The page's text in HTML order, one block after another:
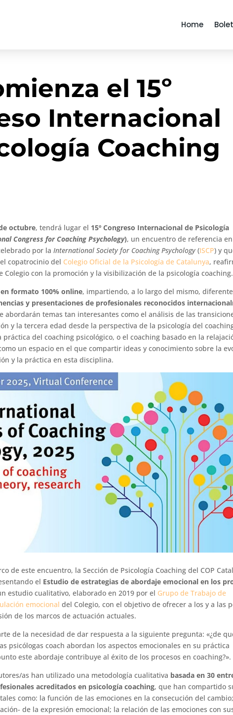
Home
el 15º
Internacional
Coaching
octubre, tendrá lugar el 15º Congreso Internacional de Psicología
Congress for Coaching Psychology), un encuentro de referencia
por laInternational Society for Coaching Psychology(ISCP) y
copatrocinio del Colegio Oficial de la Psicología de Catalunya,
Colegio con la promoción y la visibilización de la psicología coaching.
formato 100% online, impartiendo, a lo largo del mismo,
y presentaciones de profesionales reconocidos
abordarán temas tan interesantes como el análisis de las
y la tercera edad desde la perspectiva de la psicología del
del coaching psicológico, o el coaching basado en la
un espacio en el que compartir ideas y conocimiento sobre la
y la práctica en esta disciplina.
de este encuentro, la Sección de Psicología Coaching del COP
el Estudio de estrategias de abordaje emocional en los
estudio cualitativo, elaborado en 2019 por el Grupo de Trabajo de
emocional del Colegio, con el objetivo de ofrecer a los y a las
de los marcos de actuación actuales.
de la necesidad de dar respuesta a la siguiente pregunta: «¿de
psicólogas coach abordan los aspectos emocionales en su práctica
este abordaje contribuye al éxito de los procesos en coaching?».
as han utilizado una metodología cualitativa basada en 30
acreditados en psicología coaching, que han compartido
como: la función de las emociones en la consecución del
de la expresión emocional; la relación de las emociones con